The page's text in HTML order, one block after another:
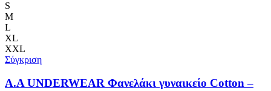
να
στη
S
M
L
XL
XXL
Σύγκριση
Α.A UNDERWEAR Φανελάκι γυναικείο Cotton –